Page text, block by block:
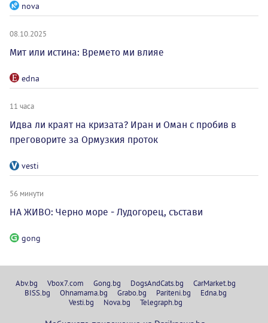
nova
08.10.2025
Мит или истина: Времето ми влияе
edna
11 часа
Идва ли краят на кризата? Иран и Оман с пробив в
преговорите за Ормузкия проток
vesti
56 минути
НА ЖИВО: Черно море - Лудогорец, състави
gong
Abv.bg Vbox7.com Gong.bg DogsAndCats.bg
CarMarket.bg
BISS.bg
Ohnamama.bg Grabo.bg Pariteni.bg
Edna.bg
Vesti.bg
Nova.bg Telegraph.bg